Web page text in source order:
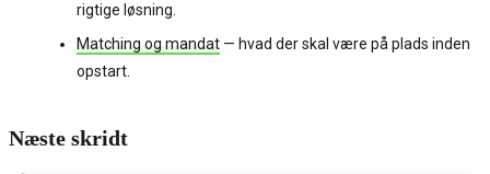
rigtige løsning.
Matching og mandat — hvad der skal være på plads inden
opstart.
Næste skridt